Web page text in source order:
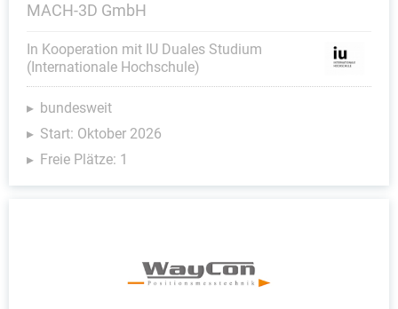
MACH-3D GmbH
In Kooperation mit IU Duales Studium
(Internationale Hochschule)
bundesweit
Start: Oktober 2026
Freie Plätze: 1